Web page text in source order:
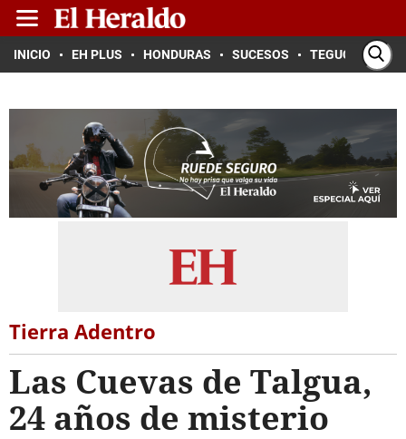
INICIO EH PLUS HONDURAS SUCESOS TEGUCIGALPA
Tierra Adentro
Las Cuevas de Talgua,
24 años de misterio